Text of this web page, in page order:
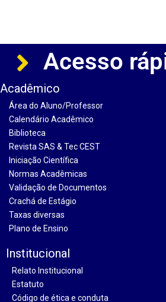
Acesso
Acadêmico
Área do Aluno/Professor
Calendário Acadêmico
Biblioteca
Revista SAS & Tec CEST
Iniciação Científica
Normas Acadêmicas
Validação de Documentos
Crachá de Estágio
Taxas diversas
Plano de Ensino
Institucional
Relato Institucional
Estatuto
Código de ética e conduta